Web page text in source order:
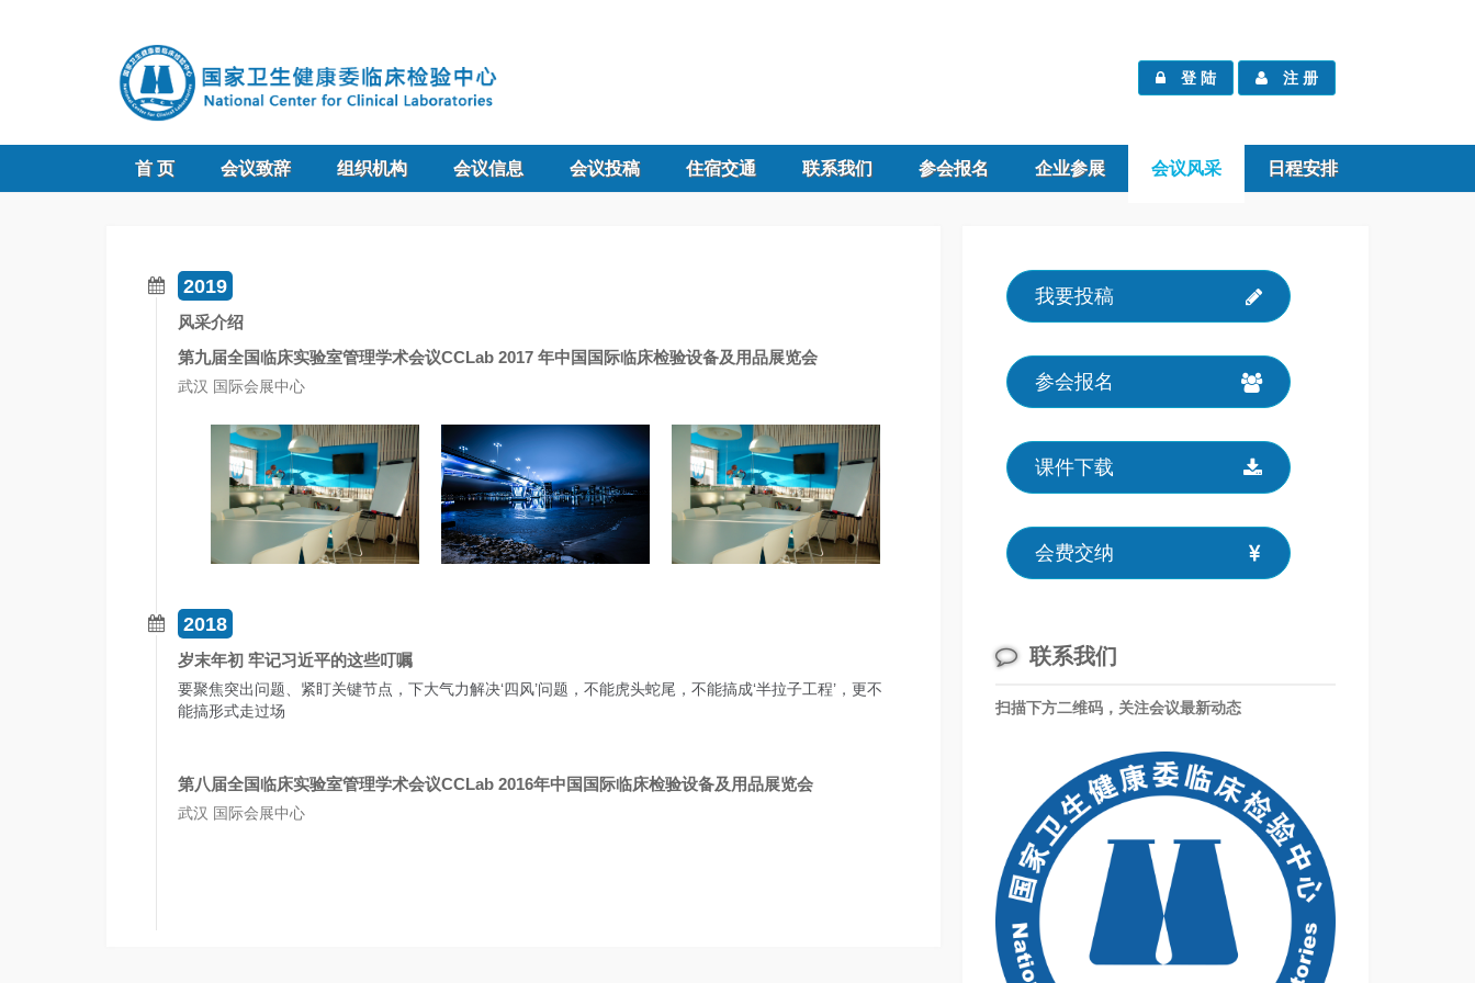
登 陆 注 册
首 页 会议致辞 组织机构 会议信息 会议投稿 住宿交通 联系我们 参会报名 企业参展 会议风采 日程安排
2019
风采介绍
第九届全国临床实验室管理学术会议CCLab 2017 年中国国际临床检验设备及用品展览会
武汉 国际会展中心
2018
岁末年初 牢记习近平的这些叮嘱
要聚焦突出问题、紧盯关键节点，下大气力解决‘四风’问题，不能虎头蛇尾，不能搞成‘半拉子工程’，更不
能搞形式走过场
第八届全国临床实验室管理学术会议CCLab 2016年中国国际临床检验设备及用品展览会
武汉 国际会展中心
我要投稿
参会报名
课件下载
会费交纳
联系我们
扫描下方二维码，关注会议最新动态